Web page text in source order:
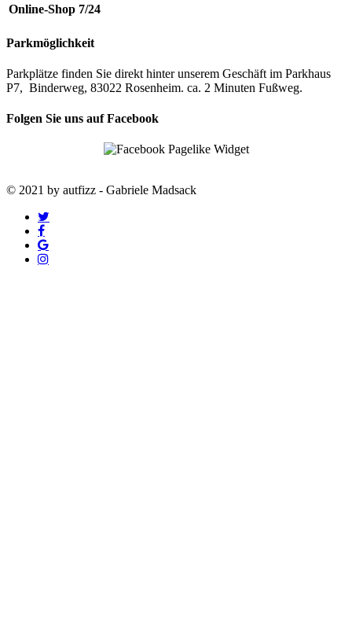
Online-Shop 7/24
Parkmöglichkeit
Parkplätze finden Sie direkt hinter unserem Geschäft im Parkhaus
P7, Binderweg, 83022 Rosenheim. ca. 2 Minuten Fußweg.
Folgen Sie uns auf Facebook
© 2021 by autfizz - Gabriele Madsack
twitter
facebook
google-
plus
instagram